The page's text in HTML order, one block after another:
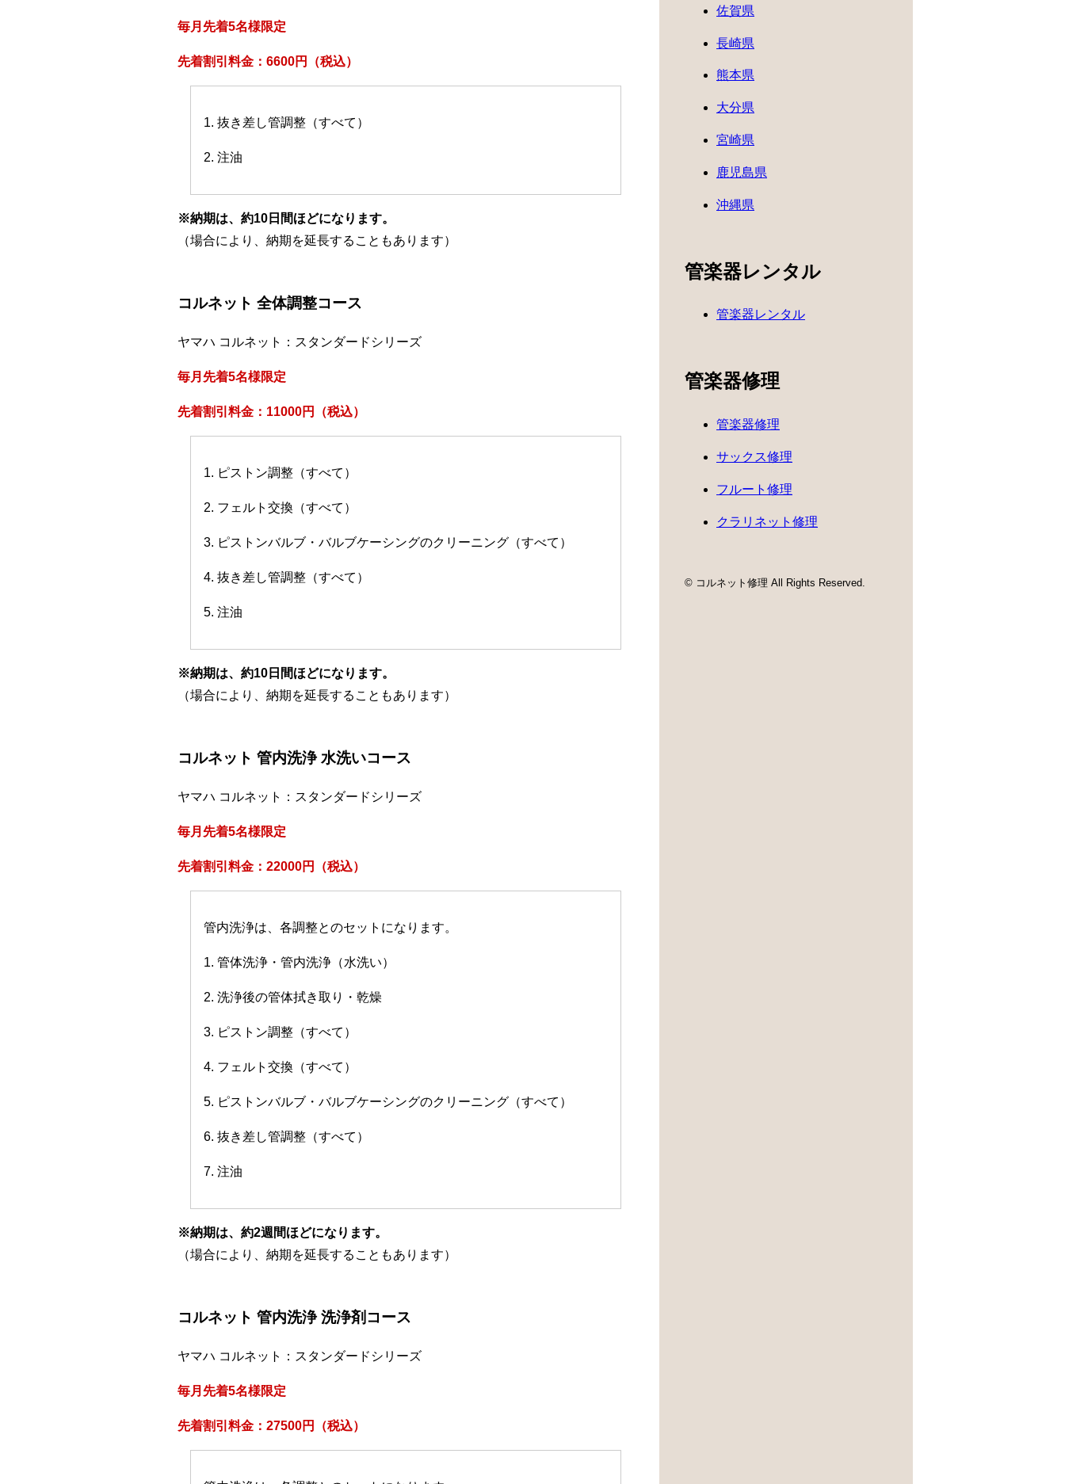
毎月先着5名様限定
先着割引料金：6600円（税込）
1. 抜き差し管調整（すべて）
2. 注油
※納期は、約10日間ほどになります。
（場合により、納期を延長することもあります）
コルネット 全体調整コース
ヤマハ コルネット：スタンダードシリーズ
毎月先着5名様限定
先着割引料金：11000円（税込）
1. ピストン調整（すべて）
2. フェルト交換（すべて）
3. ピストンバルブ・バルブケーシングのクリーニング（すべて）
4. 抜き差し管調整（すべて）
5. 注油
※納期は、約10日間ほどになります。
（場合により、納期を延長することもあります）
コルネット 管内洗浄 水洗いコース
ヤマハ コルネット：スタンダードシリーズ
毎月先着5名様限定
先着割引料金：22000円（税込）
管内洗浄は、各調整とのセットになります。
1. 管体洗浄・管内洗浄（水洗い）
2. 洗浄後の管体拭き取り・乾燥
3. ピストン調整（すべて）
4. フェルト交換（すべて）
5. ピストンバルブ・バルブケーシングのクリーニング（すべて）
6. 抜き差し管調整（すべて）
7. 注油
※納期は、約2週間ほどになります。
（場合により、納期を延長することもあります）
コルネット 管内洗浄 洗浄剤コース
ヤマハ コルネット：スタンダードシリーズ
毎月先着5名様限定
先着割引料金：27500円（税込）
佐賀県
長崎県
熊本県
大分県
宮崎県
鹿児島県
沖縄県
管楽器レンタル
管楽器レンタル
管楽器修理
管楽器修理
サックス修理
フルート修理
クラリネット修理
© コルネット修理 All Rights Reserved.